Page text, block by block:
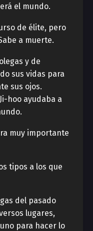
el mundo.
de élite, pero
a muerte.
y de
sus vidas para
sus ojos.
hoo ayudaba a
muy importante
tipos a los que
del pasado
lugares,
para hacer lo